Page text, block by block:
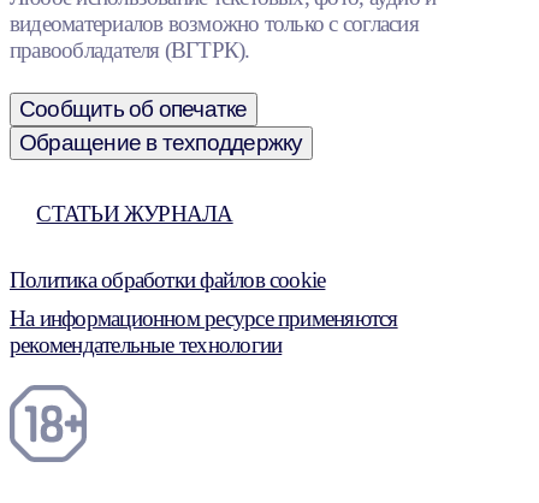
видеоматериалов возможно только с согласия
правообладателя (ВГТРК).
Сообщить об опечатке
Обращение в техподдержку
СТАТЬИ ЖУРНАЛА
Политика обработки файлов cookie
На информационном ресурсе применяются
рекомендательные технологии